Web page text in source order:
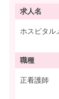
求人名
ホスピタ
職種
正看護師